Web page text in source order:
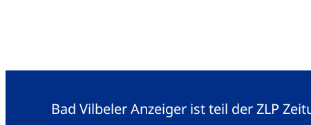
Bad Vilbeler Anzeiger ist teil der ZLP